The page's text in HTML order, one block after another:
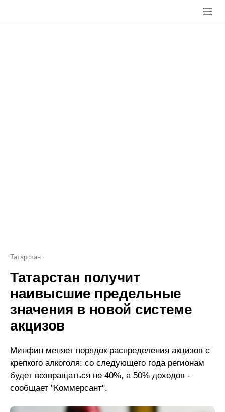
Татарстан
Татарстан получит
наивысшие предельные
значения в новой системе
акцизов
Минфин меняет порядок распределения акцизов с
крепкого алкоголя: со следующего года регионам
будет возвращаться не 40%, а 50% доходов -
сообщает "Коммерсант".